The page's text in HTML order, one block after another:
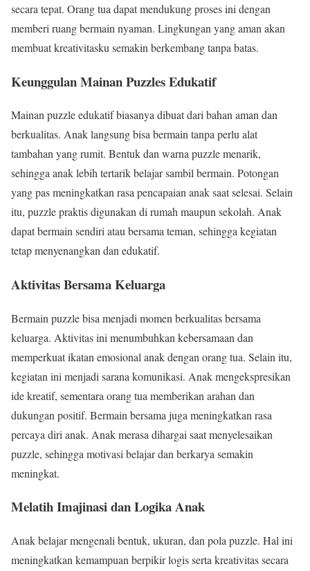
secara tepat. Orang tua dapat mendukung proses ini dengan
memberi ruang bermain nyaman. Lingkungan yang aman akan
membuat kreativitasku semakin berkembang tanpa batas.
Keunggulan Mainan Puzzles Edukatif
Mainan puzzle edukatif biasanya dibuat dari bahan aman dan
berkualitas. Anak langsung bisa bermain tanpa perlu alat
tambahan yang rumit. Bentuk dan warna puzzle menarik,
sehingga anak lebih tertarik belajar sambil bermain. Potongan
yang pas meningkatkan rasa pencapaian anak saat selesai. Selain
itu, puzzle praktis digunakan di rumah maupun sekolah. Anak
dapat bermain sendiri atau bersama teman, sehingga kegiatan
tetap menyenangkan dan edukatif.
Aktivitas Bersama Keluarga
Bermain puzzle bisa menjadi momen berkualitas bersama
keluarga. Aktivitas ini menumbuhkan kebersamaan dan
memperkuat ikatan emosional anak dengan orang tua. Selain itu,
kegiatan ini menjadi sarana komunikasi. Anak mengekspresikan
ide kreatif, sementara orang tua memberikan arahan dan
dukungan positif. Bermain bersama juga meningkatkan rasa
percaya diri anak. Anak merasa dihargai saat menyelesaikan
puzzle, sehingga motivasi belajar dan berkarya semakin
meningkat.
Melatih Imajinasi dan Logika Anak
Anak belajar mengenali bentuk, ukuran, dan pola puzzle. Hal ini
meningkatkan kemampuan berpikir logis serta kreativitas secara